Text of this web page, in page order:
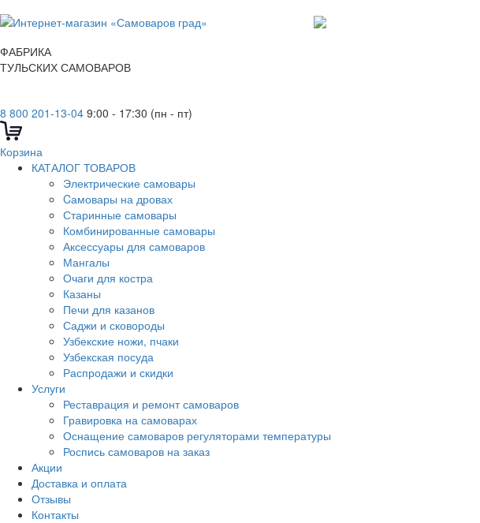
ФАБРИКА
ТУЛЬСКИХ САМОВАРОВ
8 800 201-13-04 9:00 - 17:30 (пн - пт)
Корзина
КАТАЛОГ ТОВАРОВ
Электрические самовары
Cамовары на дровах
Старинные самовары
Комбинированные самовары
Аксессуары для самоваров
Мангалы
Очаги для костра
Казаны
Печи для казанов
Саджи и сковороды
Узбекские ножи, пчаки
Узбекская посуда
Распродажи и скидки
Услуги
Реставрация и ремонт самоваров
Гравировка на самоварах
Оснащение самоваров регуляторами температуры
Роспись самоваров на заказ
Акции
Доставка и оплата
Отзывы
Контакты